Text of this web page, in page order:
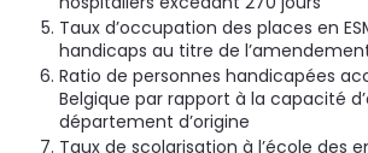
Taux d’occupation des places en
handicaps au titre de
Ratio de personnes handicapées
Belgique par rapport à la capacité
département d’origine
Taux de scolarisation à l’école des